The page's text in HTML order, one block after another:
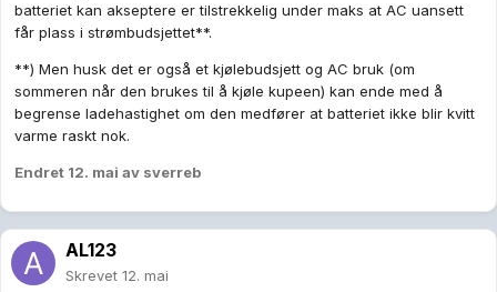
batteriet kan akseptere er tilstrekkelig under maks at AC uansett
får plass i strømbudsjettet**.
**) Men husk det er også et kjølebudsjett og AC bruk (om
sommeren når den brukes til å kjøle kupeen) kan ende med å
begrense ladehastighet om den medfører at batteriet ikke blir kvitt
varme raskt nok.
Endret 12. mai av sverreb
AL123
Skrevet 12. mai